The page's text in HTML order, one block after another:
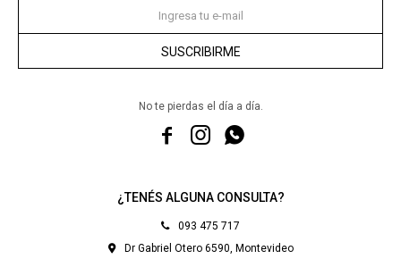
¿TENÉS ALGUNA CONSULTA?
093 475 717
Dr Gabriel Otero 6590, Montevideo
SUSCRIBIRME
No te pierdas el día a día.
  